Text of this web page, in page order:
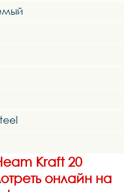
Kraft 20
онлайн на